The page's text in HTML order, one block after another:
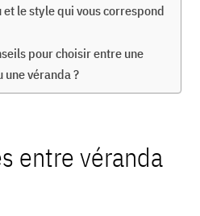
le style qui vous correspond
pour choisir entre une
une véranda ?
entre véranda